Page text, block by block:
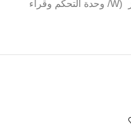
أحادي الحاجز أحادي الحاجز (W/ وحدة التحكم وقراء